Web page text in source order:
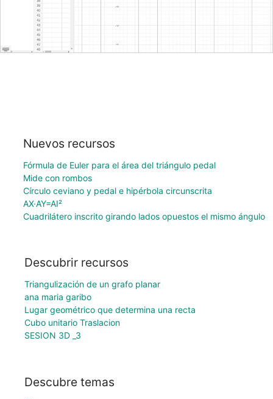
Nuevos recursos
Fórmula de Euler para el área del triángulo pedal
Mide con rombos
Círculo ceviano y pedal e hipérbola circunscrita
AX·AY=AI²
Cuadrilátero inscrito girando lados opuestos el mismo ángulo
Descubrir recursos
Triangulización de un grafo planar
ana maria garibo
Lugar geométrico que determina una recta
Cubo unitario Traslacion
SESION 3D _3
Descubre temas